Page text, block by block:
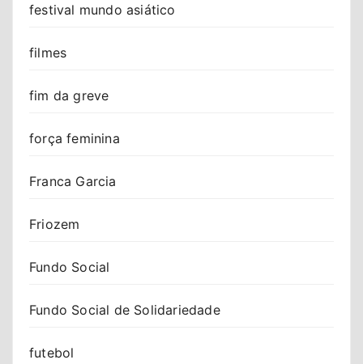
festival mundo asiático
filmes
fim da greve
força feminina
Franca Garcia
Friozem
Fundo Social
Fundo Social de Solidariedade
futebol